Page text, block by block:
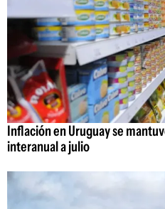
Inflación en Uruguay se
interanual a julio